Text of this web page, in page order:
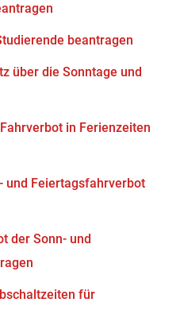
beantragen
über die Sonntage und
in Ferienzeiten
und Feiertagsfahrverbot
der Sonn- und
für